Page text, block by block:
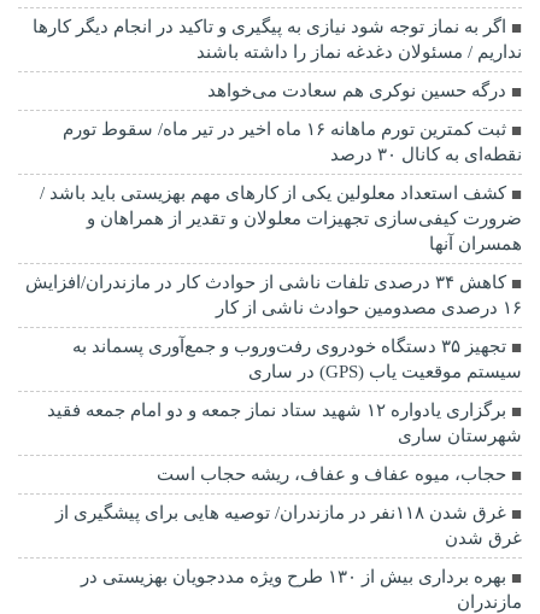
اگر به نماز توجه شود نیازی به پیگیری و تاکید در انجام دیگر کارها
نداریم / مسئولان دغدغه نماز را داشته باشند
درگه حسین نوکری هم سعادت می‌خواهد
ثبت کمترین تورم ماهانه ۱۶ ماه اخیر در تیر ماه/ سقوط تورم
نقطه‌ای به کانال ۳۰ درصد
کشف استعداد معلولین یکی از کارهای مهم بهزیستی باید باشد /
ضرورت کیفی‌سازی تجهیزات معلولان و تقدیر از همراهان و
همسران آنها
کاهش ۳۴ درصدی تلفات ناشی از حوادث كار در مازندران/افزایش
۱۶ درصدی مصدومین حوادث ناشی از کار
تجهیز ۳۵ دستگاه خودروی رفت‌وروب و جمع‌آوری پسماند به
سیستم موقعیت یاب (GPS) در ساری
برگزاری یادواره ۱۲ شهید ستاد نماز جمعه و دو امام جمعه فقید
شهرستان ساری
حجاب، میوه عفاف و عفاف، ریشه حجاب است
غرق شدن ۱۱۸نفر در مازندران/ توصيه هايی برای پيشگيری از
غرق شدن
بهره برداری بیش از ۱۳۰ طرح ویژه مددجویان بهزیستی در
مازندران